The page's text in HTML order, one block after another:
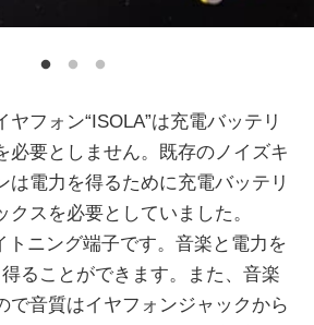
ヤフォン“ISOLA”は充電バッテリ
必要としません。既存のノイズキ
は電力を得るために充電バッテリ
スを必要としていました。
トニング端子です。音楽と電力を
ることができます。また、音楽
で音質はイヤフォンジャックから